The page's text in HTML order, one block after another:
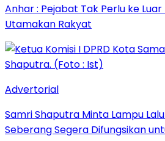
Anhar : Pejabat Tak Perlu ke Luar
Utamakan Rakyat
Advertorial
Samri Shaputra Minta Lampu
Seberang Segera Difungsikan